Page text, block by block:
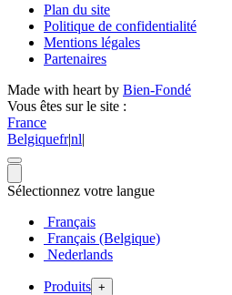
Plan du site
Politique de confidentialité
Mentions légales
Partenaires
Made with heart by Bien-Fondé
Vous êtes sur le site :
France
Belgiquefr|nl|
Sélectionnez votre langue
Français
Français (Belgique)
Nederlands
Produits +